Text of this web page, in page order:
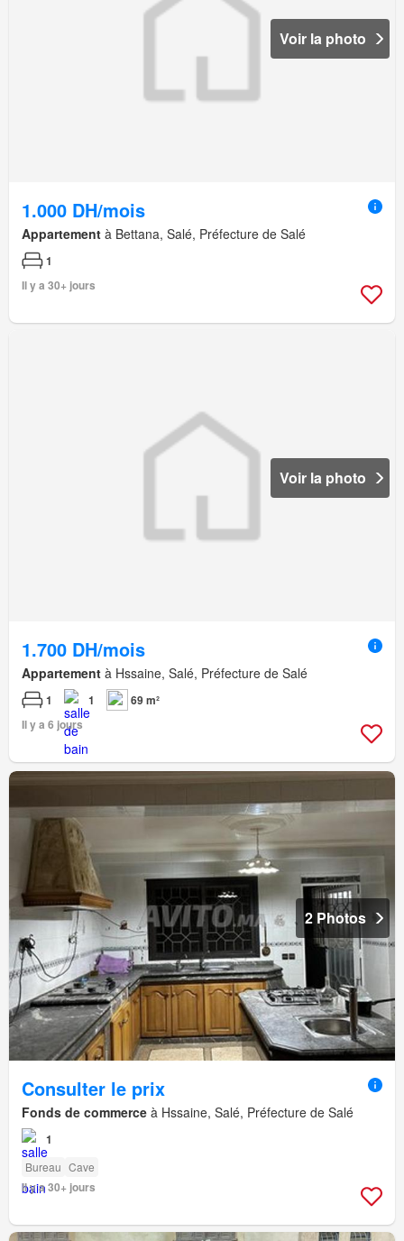
Voir la photo
1.000 DH/mois
Appartement à Bettana, Salé, Préfecture de Salé
1
Il y a 30+ jours
Voir la photo
1.700 DH/mois
Appartement à Hssaine, Salé, Préfecture de Salé
1 1
69 m²
Il y a 6 jours
2 Photos
Consulter le prix
Fonds de commerce à Hssaine, Salé, Préfecture de Salé
1
Bureau Cave
Il y a 30+ jours